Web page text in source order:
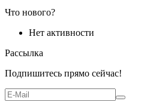
Что нового?
Нет активности
Рассылка
Подпишитесь прямо сейчас!